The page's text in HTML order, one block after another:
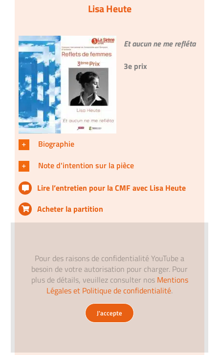
Lisa Heute
Et aucun ne me refléta
3e prix
Biographie
Note d'intention sur la pièce
Lire l’entretien pour la CMF avec Lisa Heute
Acheter la partition
Pour des raisons de confidentialité YouTube a
besoin de votre autorisation pour charger. Pour
plus de détails, veuillez consulter nos Mentions
Légales et Politique de confidentialité.
J'accepte